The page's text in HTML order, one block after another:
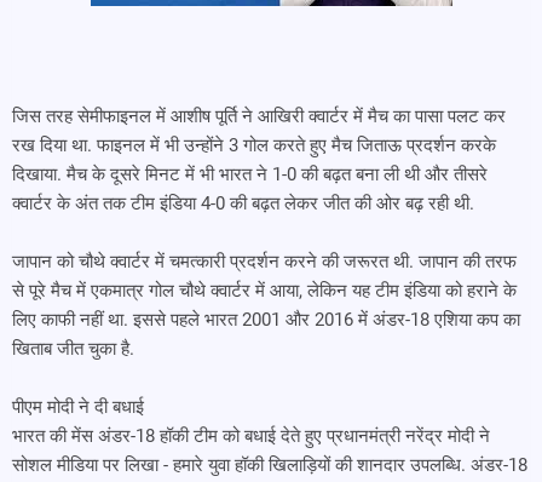
जिस तरह सेमीफाइनल में आशीष पूर्ति ने आखिरी क्वार्टर में मैच का पासा पलट कर
रख दिया था. फाइनल में भी उन्होंने 3 गोल करते हुए मैच जिताऊ प्रदर्शन करके
दिखाया. मैच के दूसरे मिनट में भी भारत ने 1-0 की बढ़त बना ली थी और तीसरे
क्वार्टर के अंत तक टीम इंडिया 4-0 की बढ़त लेकर जीत की ओर बढ़ रही थी.
जापान को चौथे क्वार्टर में चमत्कारी प्रदर्शन करने की जरूरत थी. जापान की तरफ
से पूरे मैच में एकमात्र गोल चौथे क्वार्टर में आया, लेकिन यह टीम इंडिया को हराने के
लिए काफी नहीं था. इससे पहले भारत 2001 और 2016 में अंडर-18 एशिया कप का
खिताब जीत चुका है.
पीएम मोदी ने दी बधाई
भारत की मेंस अंडर-18 हॉकी टीम को बधाई देते हुए प्रधानमंत्री नरेंद्र मोदी ने
सोशल मीडिया पर लिखा - हमारे युवा हॉकी खिलाड़ियों की शानदार उपलब्धि. अंडर-18